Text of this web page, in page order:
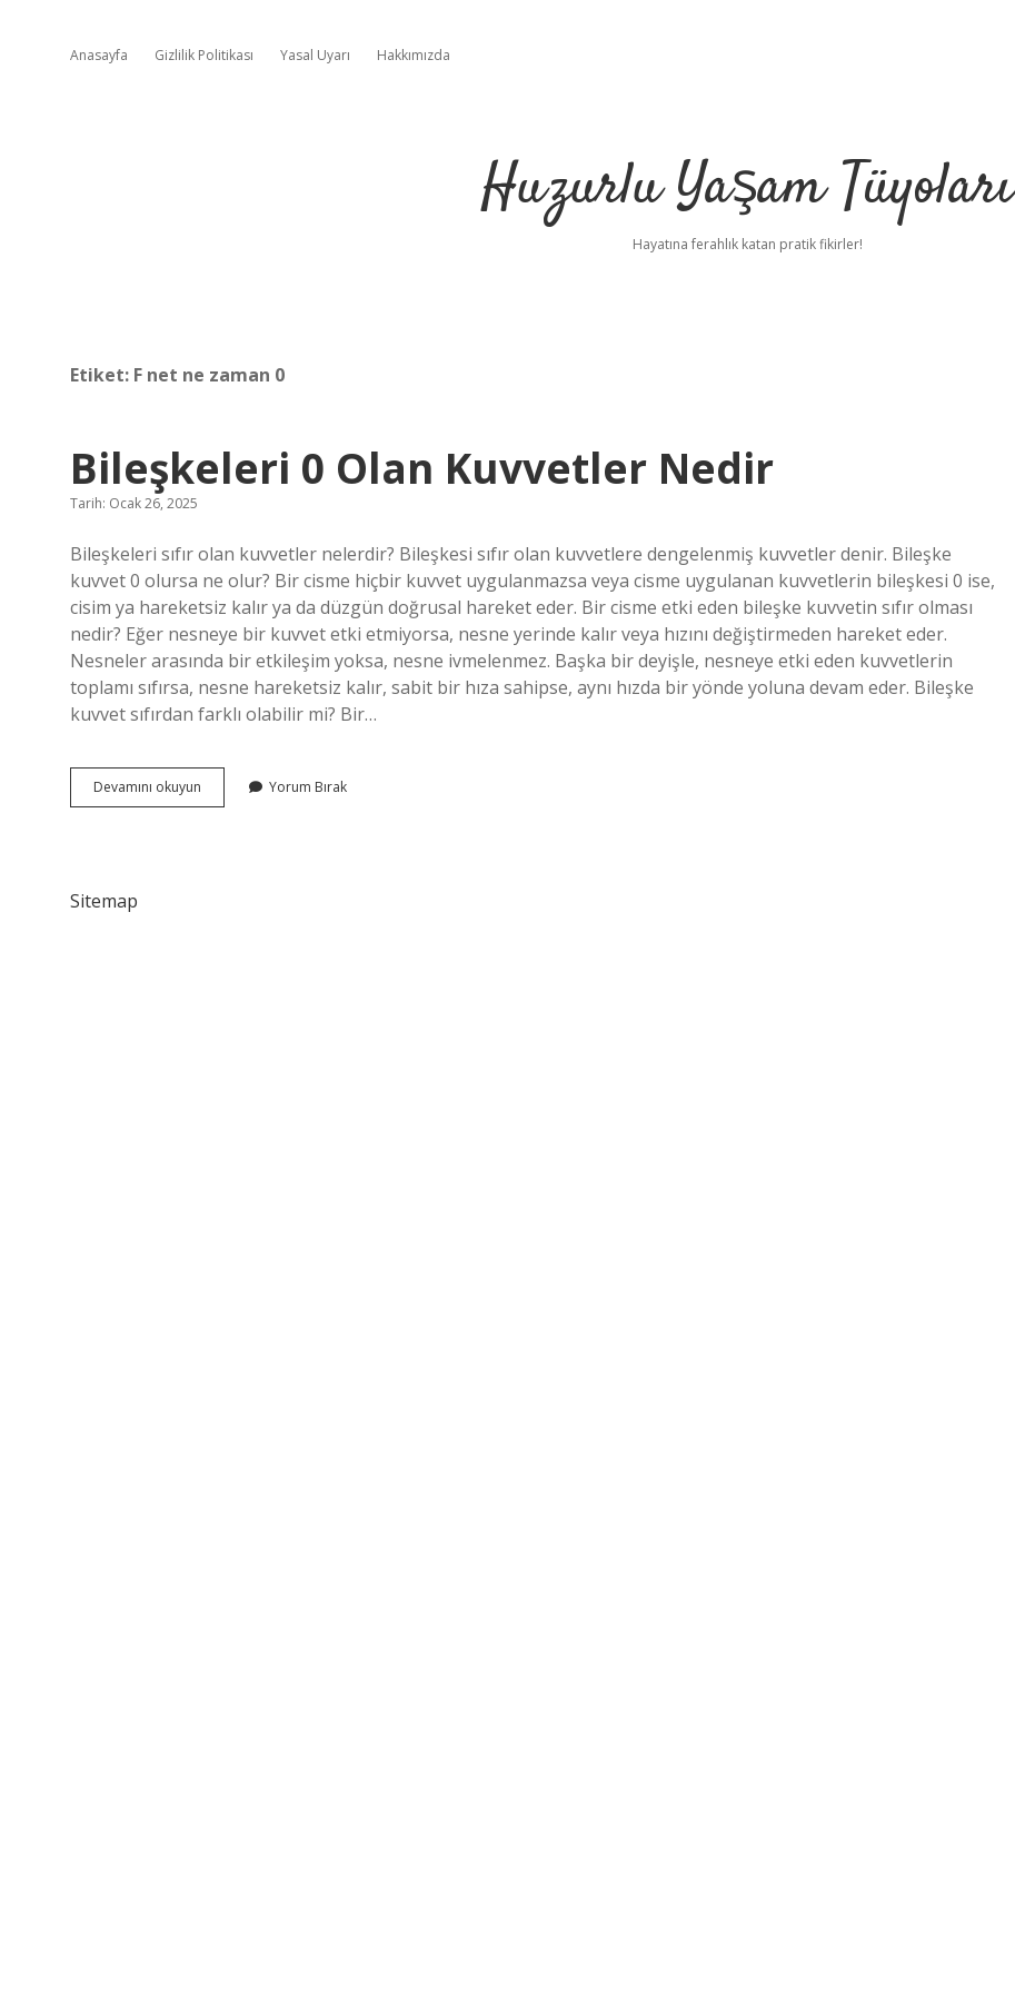
Anasayfa Gizlilik Politikası Yasal Uyarı Hakkımızda
Huzurlu Yaşam Tüyoları
Hayatına ferahlık katan pratik fikirler!
Etiket: F net ne zaman 0
Bileşkeleri 0 Olan Kuvvetler Nedir
Tarih: Ocak 26, 2025
Bileşkeleri sıfır olan kuvvetler nelerdir? Bileşkesi sıfır olan kuvvetlere dengelenmiş kuvvetler denir. Bileşke
kuvvet 0 olursa ne olur? Bir cisme hiçbir kuvvet uygulanmazsa veya cisme uygulanan kuvvetlerin bileşkesi 0 ise,
cisim ya hareketsiz kalır ya da düzgün doğrusal hareket eder. Bir cisme etki eden bileşke kuvvetin sıfır olması
nedir? Eğer nesneye bir kuvvet etki etmiyorsa, nesne yerinde kalır veya hızını değiştirmeden hareket eder.
Nesneler arasında bir etkileşim yoksa, nesne ivmelenmez. Başka bir deyişle, nesneye etki eden kuvvetlerin
toplamı sıfırsa, nesne hareketsiz kalır, sabit bir hıza sahipse, aynı hızda bir yönde yoluna devam eder. Bileşke
kuvvet sıfırdan farklı olabilir mi? Bir…
Devamını okuyun Bileşkeleri
0
Yorum Bırak
Sitemap